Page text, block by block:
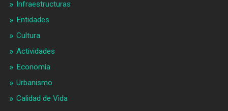
Infraestructuras
Entidades
Cultura
Actividades
Economía
Urbanismo
Calidad de Vida